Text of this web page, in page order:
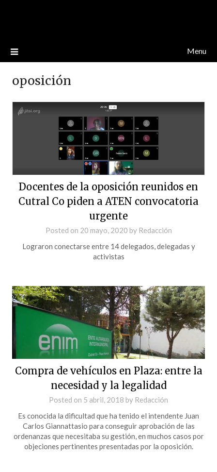
Menu
oposición
Docentes de la oposición reunidos en
Cutral Co piden a ATEN convocatoria
urgente
Posted on 20 mayo, 2020 by Redacción
Lograron conectarse entre 14 delegados, delegadas y
activistas
Compra de vehículos en Plaza: entre la
necesidad y la legalidad
Posted on 5 abril, 2018 by Redacción
Es conocida la dificultad que ha tenido el intendente Juan
Carlos Giannattasio para conseguir aprobación de las
ordenanzas que necesitaba su gestión, en muchos casos por
objeciones pertinentes presentadas por la oposición.